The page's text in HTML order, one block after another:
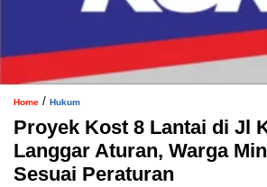
Home / Hukum
Proyek Kost 8 Lantai di Jl
Langgar Aturan, Warga
Sesuai Peraturan